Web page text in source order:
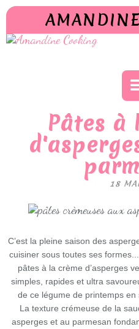
Pâtes à
18
C’est la pleine saison des
cuisiner sous toutes ses
pâtes à la crème d’asperges
simples, rapides et ultra
de ce légume de printemps en
La texture crémeuse de la
asperges et au parmesan